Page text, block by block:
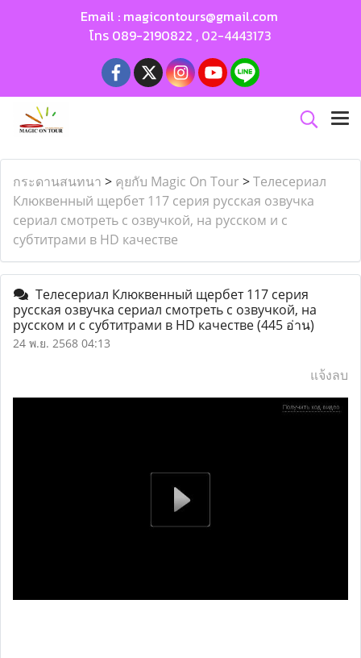
Email : magicontours@gmail.com
โทร 089-2190822 , 02-4443173
กระดานสนทนา > คุยกับ Magic On Tour >Телесериал
Клюквенный щербет 117 серия русская озвучка
сериал смотреть с озвучкой, на русском и с
субтитрами в HD качестве
Телесериал Клюквенный щербет 117 серия
русская озвучка сериал смотреть с озвучкой, на
русском и с субтитрами в HD качестве(445 อ่าน)
24 พ.ย. 2568 04:13
แจ้งลบ